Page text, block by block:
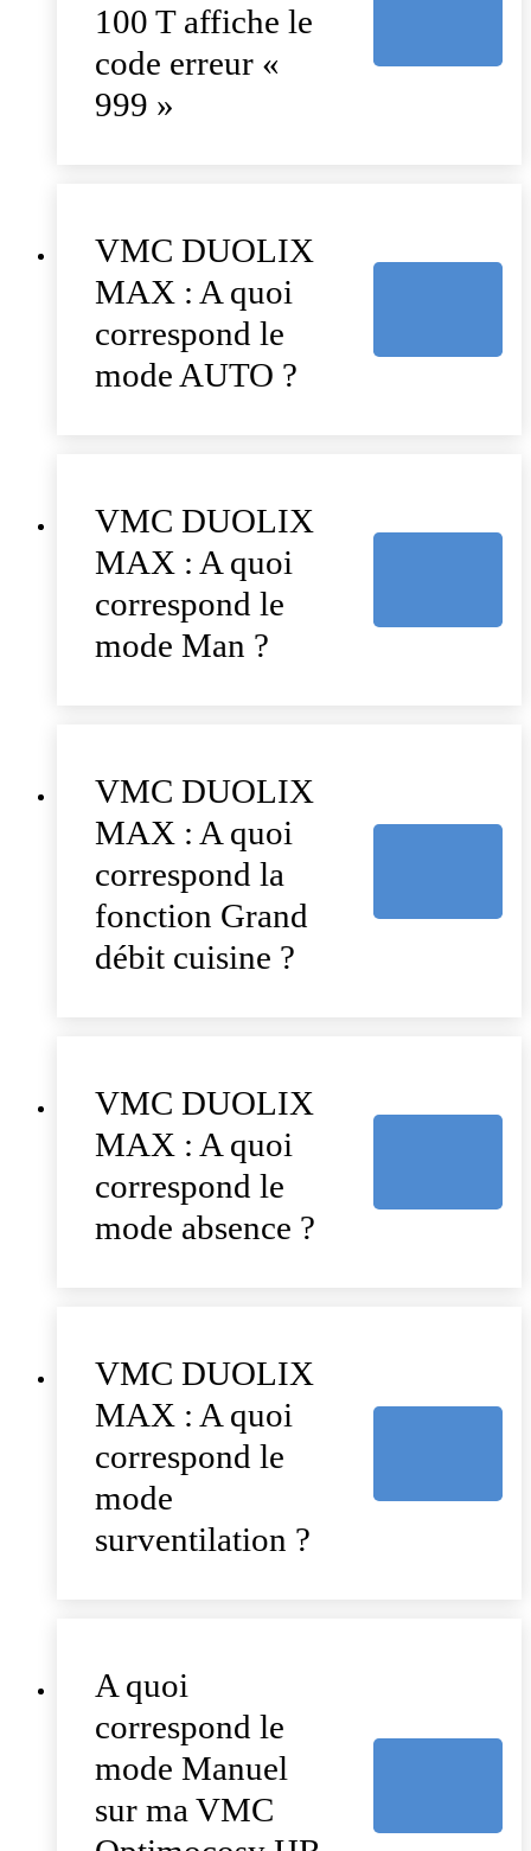
100 T affiche le
code erreur «
999 »
VMC DUOLIX
MAX : A quoi
correspond le
mode AUTO ?
VMC DUOLIX
MAX : A quoi
correspond le
mode Man ?
VMC DUOLIX
MAX : A quoi
correspond la
fonction Grand
débit cuisine ?
VMC DUOLIX
MAX : A quoi
correspond le
mode absence ?
VMC DUOLIX
MAX : A quoi
correspond le
mode
surventilation ?
A quoi
correspond le
mode Manuel
sur ma VMC